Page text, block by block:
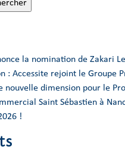
la nomination de Zakari
: Accessite rejoint le
nouvelle dimension pour le
Saint Sébastien à
!